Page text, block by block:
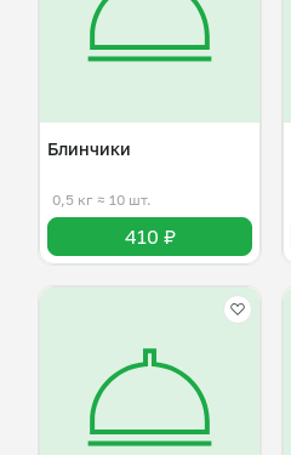
Блинчики
0,5 кг ≈ 10 шт.
410 ₽